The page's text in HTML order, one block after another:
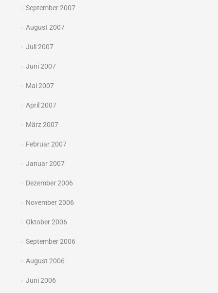
September 2007
August 2007
Juli 2007
Juni 2007
Mai 2007
April 2007
März 2007
Februar 2007
Januar 2007
Dezember 2006
November 2006
Oktober 2006
September 2006
August 2006
Juni 2006